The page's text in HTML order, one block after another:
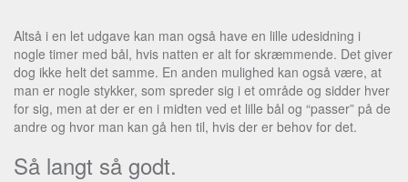
Altså i en let udgave kan man også have en lille udesidning i
nogle timer med bål, hvis natten er alt for skræmmende. Det giver
dog ikke helt det samme. En anden mulighed kan også være, at
man er nogle stykker, som spreder sig i et område og sidder hver
for sig, men at der er en i midten ved et lille bål og “passer” på de
andre og hvor man kan gå hen til, hvis der er behov for det.
Så langt så godt.